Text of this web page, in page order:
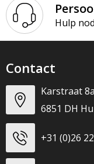
Hulp
Contact
Karstraat 8a
6851 DH
+31 (0)26